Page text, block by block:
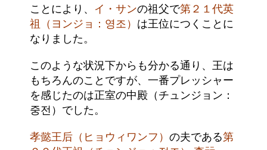
ことにより、 イ・サンの祖父で第２１代英
祖（ヨンジョ：영조） は王位につくことに
なりました。
このような状況下からも分かる通り、王は
もちろんのことですが、一番プレッシャー
を感じたのは正室の中殿（チュンジョン：
중전）でした。
孝懿王后（ヒョウィワンフ） の夫である第